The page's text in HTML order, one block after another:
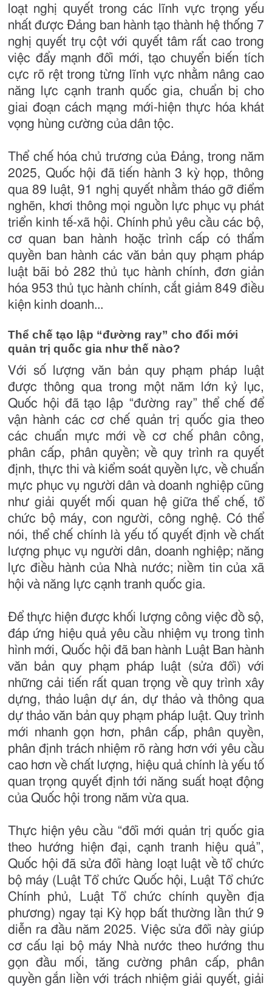
loạt nghị quyết trong các lĩnh vực trọng yếu
nhất được Đảng ban hành tạo thành hệ thống 7
nghị quyết trụ cột với quyết tâm rất cao trong
việc đẩy mạnh đổi mới, tạo chuyển biến tích
cực rõ rệt trong từng lĩnh vực nhằm nâng cao
năng lực cạnh tranh quốc gia, chuẩn bị cho
giai đoạn cách mạng mới-hiện thực hóa khát
vọng hùng cường của dân tộc.
Thể chế hóa chủ trương của Đảng, trong năm
2025, Quốc hội đã tiến hành 3 kỳ họp, thông
qua 89 luật, 91 nghị quyết nhằm tháo gỡ điểm
nghẽn, khơi thông mọi nguồn lực phục vụ phát
triển kinh tế-xã hội. Chính phủ yêu cầu các bộ,
cơ quan ban hành hoặc trình cấp có thẩm
quyền ban hành các văn bản quy phạm pháp
luật bãi bỏ 282 thủ tục hành chính, đơn giản
hóa 953 thủ tục hành chính, cắt giảm 849 điều
kiện kinh doanh...
Thể chế tạo lập “đường ray” cho đổi mới
quản trị quốc gia như thế nào?
Với số lượng văn bản quy phạm pháp luật
được thông qua trong một năm lớn kỷ lục,
Quốc hội đã tạo lập “đường ray” thể chế để
vận hành các cơ chế quản trị quốc gia theo
các chuẩn mực mới về cơ chế phân công,
phân cấp, phân quyền; về quy trình ra quyết
định, thực thi và kiểm soát quyền lực, về chuẩn
mực phục vụ người dân và doanh nghiệp cũng
như giải quyết mối quan hệ giữa thể chế, tổ
chức bộ máy, con người, công nghệ. Có thể
nói, thể chế chính là yếu tố quyết định về chất
lượng phục vụ người dân, doanh nghiệp; năng
lực điều hành của Nhà nước; niềm tin của xã
hội và năng lực cạnh tranh quốc gia.
Để thực hiện được khối lượng công việc đồ sộ,
đáp ứng hiệu quả yêu cầu nhiệm vụ trong tình
hình mới, Quốc hội đã ban hành Luật Ban hành
văn bản quy phạm pháp luật (sửa đổi) với
những cải tiến rất quan trọng về quy trình xây
dựng, thảo luận dự án, dự thảo và thông qua
dự thảo văn bản quy phạm pháp luật. Quy trình
mới nhanh gọn hơn, phân cấp, phân quyền,
phân định trách nhiệm rõ ràng hơn với yêu cầu
cao hơn về chất lượng, hiệu quả chính là yếu tố
quan trọng quyết định tới năng suất hoạt động
của Quốc hội trong năm vừa qua.
Thực hiện yêu cầu “đổi mới quản trị quốc gia
theo hướng hiện đại, cạnh tranh hiệu quả”,
Quốc hội đã sửa đổi hàng loạt luật về tổ chức
bộ máy (Luật Tổ chức Quốc hội, Luật Tổ chức
Chính phủ, Luật Tổ chức chính quyền địa
phương) ngay tại Kỳ họp bất thường lần thứ 9
diễn ra đầu năm 2025. Việc sửa đổi này giúp
cơ cấu lại bộ máy Nhà nước theo hướng thu
gọn đầu mối, tăng cường phân cấp, phân
quyền gắn liền với trách nhiệm giải quyết, giải